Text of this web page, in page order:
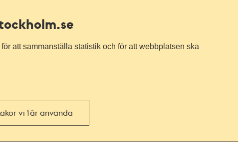
att sammanställa statistik och för att webbplatsen ska
vi får använda